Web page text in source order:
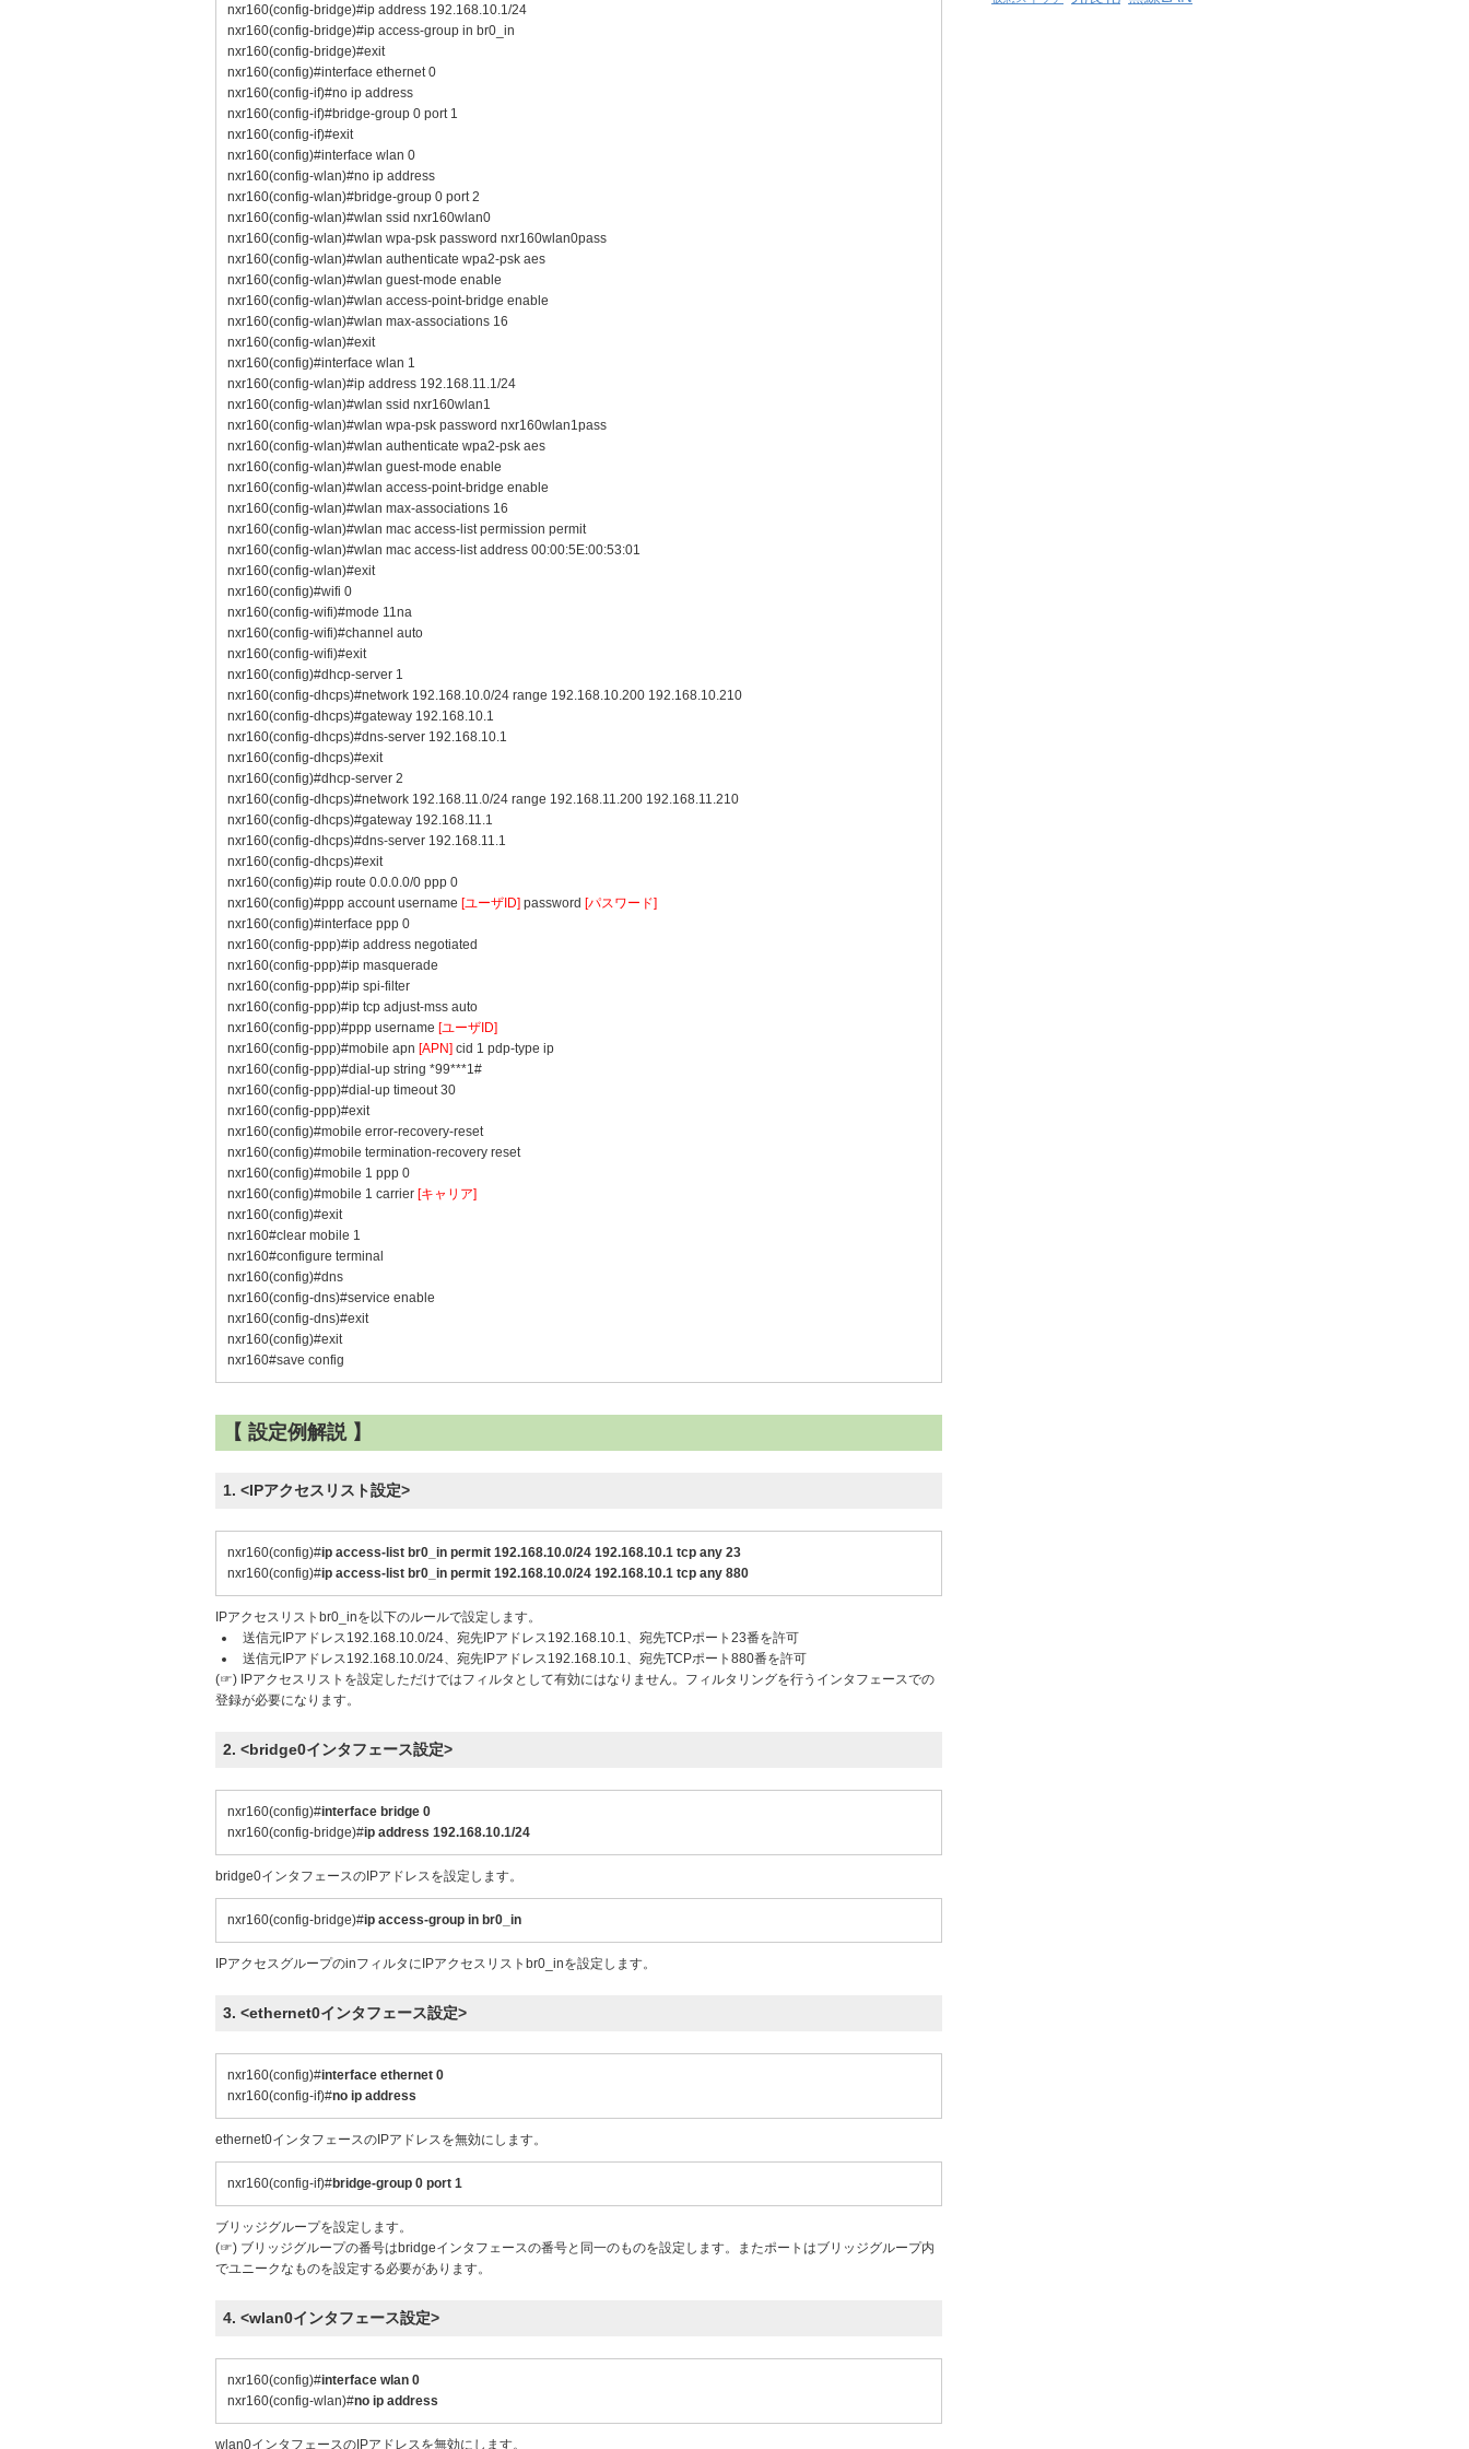
nxr160(config-bridge)#ip address 192.168.10.1/24
nxr160(config-bridge)#ip access-group in br0_in
nxr160(config-bridge)#exit
nxr160(config)#interface ethernet 0
nxr160(config-if)#no ip address
nxr160(config-if)#bridge-group 0 port 1
nxr160(config-if)#exit
nxr160(config)#interface wlan 0
nxr160(config-wlan)#no ip address
nxr160(config-wlan)#bridge-group 0 port 2
nxr160(config-wlan)#wlan ssid nxr160wlan0
nxr160(config-wlan)#wlan wpa-psk password nxr160wlan0pass
nxr160(config-wlan)#wlan authenticate wpa2-psk aes
nxr160(config-wlan)#wlan guest-mode enable
nxr160(config-wlan)#wlan access-point-bridge enable
nxr160(config-wlan)#wlan max-associations 16
nxr160(config-wlan)#exit
nxr160(config)#interface wlan 1
nxr160(config-wlan)#ip address 192.168.11.1/24
nxr160(config-wlan)#wlan ssid nxr160wlan1
nxr160(config-wlan)#wlan wpa-psk password nxr160wlan1pass
nxr160(config-wlan)#wlan authenticate wpa2-psk aes
nxr160(config-wlan)#wlan guest-mode enable
nxr160(config-wlan)#wlan access-point-bridge enable
nxr160(config-wlan)#wlan max-associations 16
nxr160(config-wlan)#wlan mac access-list permission permit
nxr160(config-wlan)#wlan mac access-list address 00:00:5E:00:53:01
nxr160(config-wlan)#exit
nxr160(config)#wifi 0
nxr160(config-wifi)#mode 11na
nxr160(config-wifi)#channel auto
nxr160(config-wifi)#exit
nxr160(config)#dhcp-server 1
nxr160(config-dhcps)#network 192.168.10.0/24 range 192.168.10.200 192.168.10.210
nxr160(config-dhcps)#gateway 192.168.10.1
nxr160(config-dhcps)#dns-server 192.168.10.1
nxr160(config-dhcps)#exit
nxr160(config)#dhcp-server 2
nxr160(config-dhcps)#network 192.168.11.0/24 range 192.168.11.200 192.168.11.210
nxr160(config-dhcps)#gateway 192.168.11.1
nxr160(config-dhcps)#dns-server 192.168.11.1
nxr160(config-dhcps)#exit
nxr160(config)#ip route 0.0.0.0/0 ppp 0
nxr160(config)#ppp account username [ユーザID] password [パスワード]
nxr160(config)#interface ppp 0
nxr160(config-ppp)#ip address negotiated
nxr160(config-ppp)#ip masquerade
nxr160(config-ppp)#ip spi-filter
nxr160(config-ppp)#ip tcp adjust-mss auto
nxr160(config-ppp)#ppp username [ユーザID]
nxr160(config-ppp)#mobile apn [APN] cid 1 pdp-type ip
nxr160(config-ppp)#dial-up string *99***1#
nxr160(config-ppp)#dial-up timeout 30
nxr160(config-ppp)#exit
nxr160(config)#mobile error-recovery-reset
nxr160(config)#mobile termination-recovery reset
nxr160(config)#mobile 1 ppp 0
nxr160(config)#mobile 1 carrier [キャリア]
nxr160(config)#exit
nxr160#clear mobile 1
nxr160#configure terminal
nxr160(config)#dns
nxr160(config-dns)#service enable
nxr160(config-dns)#exit
nxr160(config)#exit
nxr160#save config
【 設定例解説 】
1. <IPアクセスリスト設定>
nxr160(config)#ip access-list br0_in permit 192.168.10.0/24 192.168.10.1 tcp any 23
nxr160(config)#ip access-list br0_in permit 192.168.10.0/24 192.168.10.1 tcp any 880
IPアクセスリストbr0_inを以下のルールで設定します。
送信元IPアドレス192.168.10.0/24、宛先IPアドレス192.168.10.1、宛先TCPポート23番を許可
送信元IPアドレス192.168.10.0/24、宛先IPアドレス192.168.10.1、宛先TCPポート880番を許可
(☞) IPアクセスリストを設定しただけではフィルタとして有効にはなりません。フィルタリングを行うインタフェースでの
登録が必要になります。
2. <bridge0インタフェース設定>
nxr160(config)#interface bridge 0
nxr160(config-bridge)#ip address 192.168.10.1/24
bridge0インタフェースのIPアドレスを設定します。
nxr160(config-bridge)#ip access-group in br0_in
IPアクセスグループのinフィルタにIPアクセスリストbr0_inを設定します。
3. <ethernet0インタフェース設定>
nxr160(config)#interface ethernet 0
nxr160(config-if)#no ip address
ethernet0インタフェースのIPアドレスを無効にします。
nxr160(config-if)#bridge-group 0 port 1
ブリッジグループを設定します。
(☞) ブリッジグループの番号はbridgeインタフェースの番号と同一のものを設定します。またポートはブリッジグループ内
でユニークなものを設定する必要があります。
4. <wlan0インタフェース設定>
nxr160(config)#interface wlan 0
nxr160(config-wlan)#no ip address
wlan0インタフェースのIPアドレスを無効にします。